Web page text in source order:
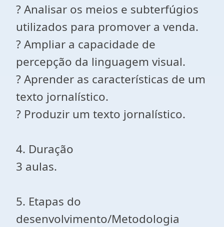
? Analisar os meios e subterfúgios
utilizados para promover a venda.
? Ampliar a capacidade de
percepção da linguagem visual.
? Aprender as características de um
texto jornalístico.
? Produzir um texto jornalístico.
4. Duração
3 aulas.
5. Etapas do
desenvolvimento/Metodologia